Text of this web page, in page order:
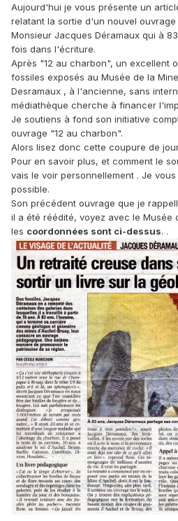
Aujourd'hui je vous présente un
relatant la sortie d'un nouvel
Monsieur Jacques Déramaux qui à
fois dans l'écriture.
Après "12 au charbon", un excellent
fossiles exposés au Musée de la
Desramaux , à l'ancienne, sans
médiathèque cherche à financer
Je soutiens à fond son initiative
ouvrage "12 au charbon".
Alors lisez donc cette coupure de
Pour en savoir plus, et comment le
vais le voir personnellement . Je
possible.
Son précédent ouvrage que je
il a été réédité, voyez avec le Musée
les coordonnées sont ci-dessus. .